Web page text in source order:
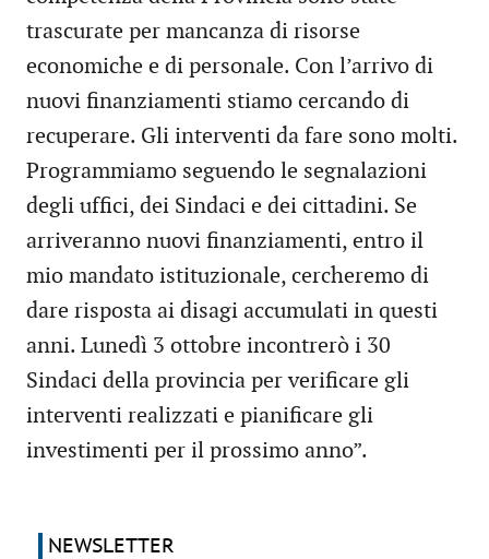
trascurate per mancanza di risorse
economiche e di personale. Con l’arrivo di
nuovi finanziamenti stiamo cercando di
recuperare. Gli interventi da fare sono molti.
Programmiamo seguendo le segnalazioni
degli uffici, dei Sindaci e dei cittadini. Se
arriveranno nuovi finanziamenti, entro il
mio mandato istituzionale, cercheremo di
dare risposta ai disagi accumulati in questi
anni. Lunedì 3 ottobre incontrerò i 30
Sindaci della provincia per verificare gli
interventi realizzati e pianificare gli
investimenti per il prossimo anno”.
NEWSLETTER